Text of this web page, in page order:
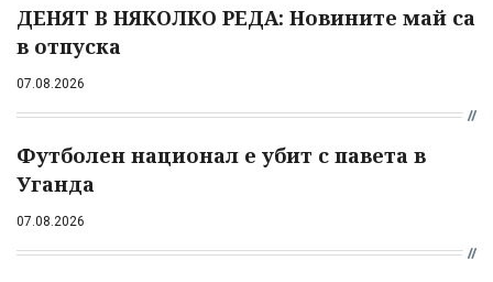
ДЕНЯТ В НЯКОЛКО РЕДА: Новините май са
в отпуска
07.08.2026
Футболен национал е убит с павета в
Уганда
07.08.2026